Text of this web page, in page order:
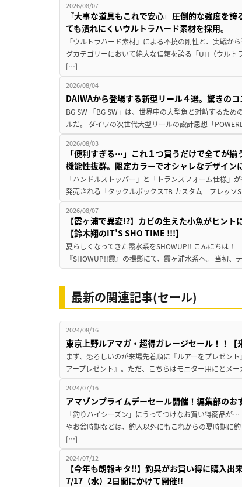
2026/08/07
『大事な道具もこれで安心』圧倒的な強度を
ても潰れにくいウルトラハード素材を採用。
「ウルトラハード素材」による不撓の剛性と、実戦か
グカテゴリーにおいて絶大な信頼を誇る「UH（ウル
[…]
2026/08/04
DAIWAから登場する新型リール４選。驚きの
BG SW 「BG SW」は、世界中の大型魚と対峙するた
ルだ。 ダイワの次世代大型リールの設計思想「
2026/08/03
「便利すぎる…」これ１つ買うだけで全てが
機能性抜群。限定カラーでオシャレなデザインに
「ハンドルストッパー」と「トランスフォーム仕様」
発売される「タックルボックスTB カスタム プレッソ
2026/08/07
【霞ヶ浦で異変!?】カビの生えた小魚がヒン
【鈴木翔のIT’S SHO TIME !!!】
夏らしくなってきた霞水系をSHOWUP!! こんにちは
『SHOWUP!!霞』の撮影にて、霞ヶ浦水系へ。 当初
最新の関連記事(セール)
2024/08/16
東京上野ルアマガ・超得ガレージセール！！【
まず、恐ろしいのが来場先着順に『ルアーをプレゼ
アープレゼント』。ただ、こちらはモニター用にとメ
2024/07/16
アマゾンプライムデーセール開催！編集部のお
「釣りハイシーズン」にうってつけなお買い得商品
やお盆時期などは、釣人以外にもこれからの夏時期に
[…]
2024/07/12
【今年も朗報キタ!!】釣具がお買い得に購入
7/17（水）2日間にかけて開催!!